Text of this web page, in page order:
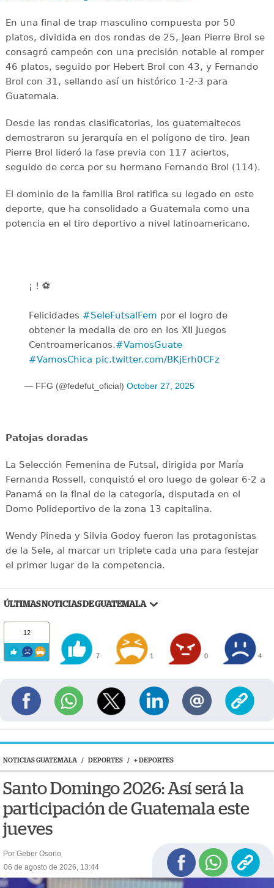
En una final de trap masculino compuesta por 50
platos, dividida en dos rondas de 25, Jean Pierre Brol se
consagró campeón con una precisión notable al romper
46 platos, seguido por Hebert Brol con 43, y Fernando
Brol con 31, sellando así un histórico 1-2-3 para
Guatemala.
Desde las rondas clasificatorias, los guatemaltecos
demostraron su jerarquía en el polígono de tiro. Jean
Pierre Brol lideró la fase previa con 117 aciertos,
seguido de cerca por su hermano Fernando Brol (114).
El dominio de la familia Brol ratifica su legado en este
deporte, que ha consolidado a Guatemala como una
potencia en el tiro deportivo a nivel latinoamericano.
¡ ! ⚽️
Felicidades #SeleFutsalFem por el logro de
obtener la medalla de oro en los XII Juegos
Centroamericanos.#VamosGuate
#VamosChica pic.twitter.com/BKjErh0CFz
— FFG (@fedefut_oficial) October 27, 2025
Patojas doradas
La Selección Femenina de Futsal, dirigida por María
Fernanda Rossell, conquistó el oro luego de golear 6-2 a
Panamá en la final de la categoría, disputada en el
Domo Polideportivo de la zona 13 capitalina.
Wendy Pineda y Silvia Godoy fueron las protagonistas
de la Sele, al marcar un triplete cada una para festejar
el primer lugar de la competencia.
ÚLTIMAS NOTICIAS DE GUATEMALA
12
7 1 0 4
NOTICIAS GUATEMALA / DEPORTES / + DEPORTES
Santo Domingo 2026: Así será la
participación de Guatemala este
jueves
Por Geber Osorio
06 de agosto de 2026, 13:44